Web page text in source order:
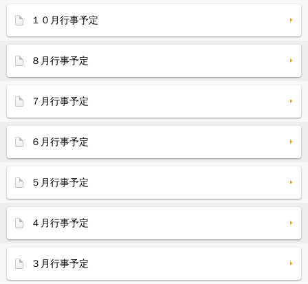
１０月行事予定
８月行事予定
７月行事予定
６月行事予定
５月行事予定
４月行事予定
３月行事予定